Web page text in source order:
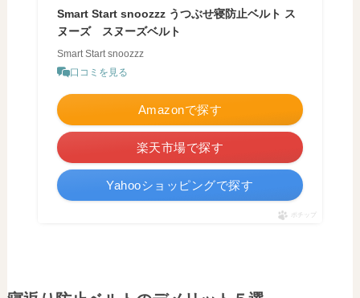
Smart Start snoozzz うつぶせ寝防止ベルト ス
ヌーズ スヌーズベルト
Smart Start snoozzz
口コミを見る
Amazonで探す
楽天市場で探す
Yahooショッピングで探す
ポチップ